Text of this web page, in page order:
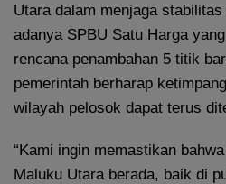
Utara dalam menjaga
adanya SPBU Satu Harga
rencana penambahan 5 titik
pemerintah berharap
wilayah pelosok dapat terus
“Kami ingin memastikan
Maluku Utara berada, baik di